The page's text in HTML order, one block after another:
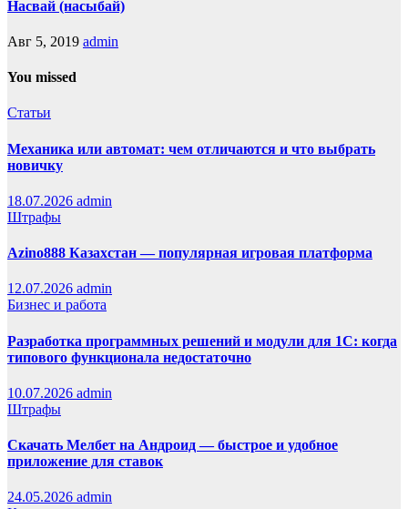
Насвай (насыбай)
Авг 5, 2019 admin
You missed
Статьи
Механика или автомат: чем отличаются и что выбрать
новичку
18.07.2026 admin
Штрафы
Azino888 Казахстан — популярная игровая платформа
12.07.2026 admin
Бизнес и работа
Разработка программных решений и модули для 1С: когда
типового функционала недостаточно
10.07.2026 admin
Штрафы
Скачать Мелбет на Андроид — быстрое и удобное
приложение для ставок
24.05.2026 admin